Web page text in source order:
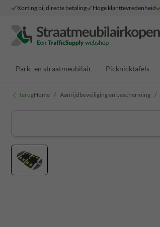
Korting bij directe betaling Hoge klanttevredenheid
Park- en straatmeubilair Picknicktafels
terugHome Aanrijdbeveiliging en bescherming